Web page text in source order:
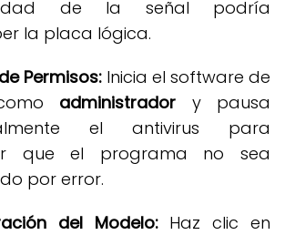
de la señal podría
la placa lógica.
Permisos: Inicia el software de
administrador y pausa
el antivirus para
que el programa no sea
por error.
del Modelo:Haz clic en